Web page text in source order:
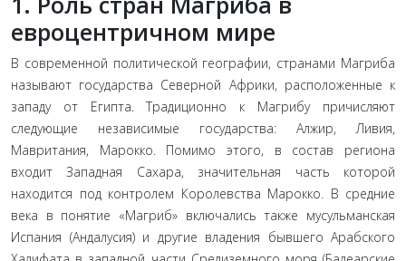
евроцентричном мире
В современной политической географии, странами Магриба
называют государства Северной Африки, расположенные к
западу от Египта. Традиционно к Магрибу причисляют
следующие независимые государства: Алжир, Ливия,
Мавритания, Марокко. Помимо этого, в состав региона
входит Западная Сахара, значительная часть которой
находится под контролем Королевства Марокко. В средние
века в понятие «Магриб» включались также мусульманская
Испания (Андалусия) и другие владения бывшего Арабского